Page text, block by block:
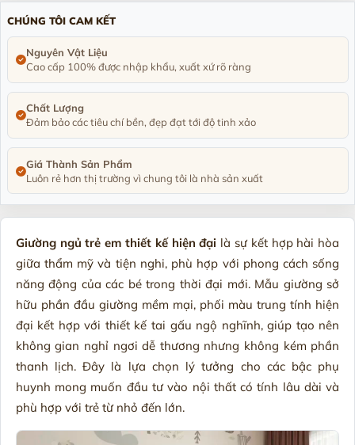
Trần Trung Thành -
Anh Hoài nam -
Phạm Thị Hồng Nga -092334****- Đường n1, Thung Lũng Xanh,
CHÚNG TÔI CAM KẾT
Nguyên Vật Liệu
Cao cấp 100% được nhập khẩu, xuất xứ rõ ràng
Chất Lượng
Đảm bảo các tiêu chí bền, đẹp đạt tới độ tinh xảo
Giá Thành Sản Phẩm
Luôn rẻ hơn thị trường vì chung tôi là nhà sản xuất
Giường ngủ trẻ em thiết kế hiện đại là sự kết hợp hài hòa
giữa thẩm mỹ và tiện nghi, phù hợp với phong cách sống
năng động của các bé trong thời đại mới. Mẫu giường sở
hữu phần đầu giường mềm mại, phối màu trung tính hiện
đại kết hợp với thiết kế tai gấu ngộ nghĩnh, giúp tạo nên
không gian nghỉ ngơi dễ thương nhưng không kém phần
thanh lịch. Đây là lựa chọn lý tưởng cho các bậc phụ
huynh mong muốn đầu tư vào nội thất có tính lâu dài và
phù hợp với trẻ từ nhỏ đến lớn.